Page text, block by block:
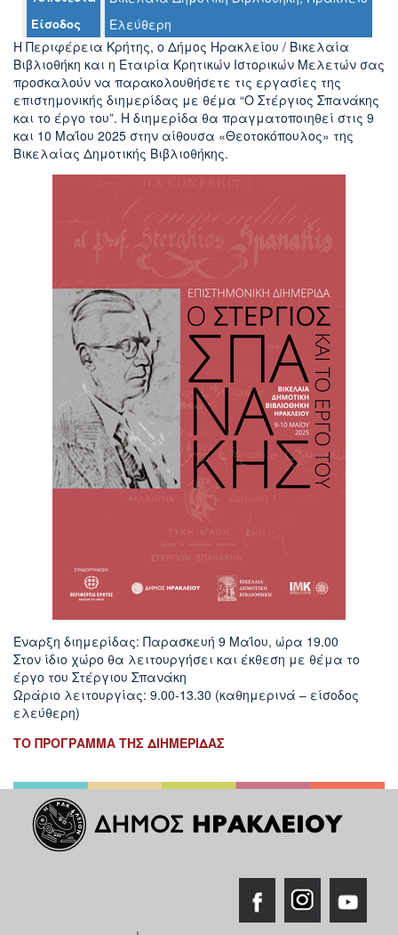
ΤΟΠΟΣ
ΜΑΣ
ΔΗΜΟΣ
ΠΟΛΙΤΙΣΜΟΣ
Είσοδος
Ελεύθερη
Η Περιφέρεια Κρήτης, ο Δήμος Ηρακλείου / Βικελαία
Βιβλιοθήκη και η Εταιρία Κρητικών Ιστορικών Μελετών σας
προσκαλούν να παρακολουθήσετε τις εργασίες της
επιστημονικής διημερίδας με θέμα “Ο Στέργιος Σπανάκης
και το έργο του”. Η διημερίδα θα πραγματοποιηθεί στις 9
και 10 Μαΐου 2025 στην αίθουσα «Θεοτοκόπουλος» της
Βικελαίας Δημοτικής Βιβλιοθήκης.
Έναρξη διημερίδας: Παρασκευή 9 Μαΐου, ώρα 19.00
Στον ίδιο χώρο θα λειτουργήσει και έκθεση με θέμα το
έργο του Στέργιου Σπανάκη
Ωράριο λειτουργίας: 9.00-13.30 (καθημερινά – είσοδος
ελεύθερη)
ΤΟ ΠΡΟΓΡΑΜΜΑ ΤΗΣ ΔΙΗΜΕΡΙΔΑΣ